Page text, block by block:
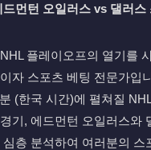
먼턴 오일러스 vs 댈러스
플레이오프의 열기를
자 스포츠 베팅 전문가입
(한국 시간)에 펼쳐질
기, 에드먼턴 오일러스와
층 분석하여 여러분의 스